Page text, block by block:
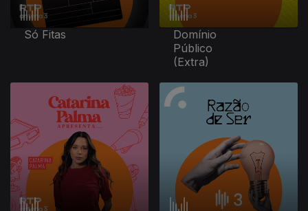
Só Fitas
Domínio
Público
(Extra)